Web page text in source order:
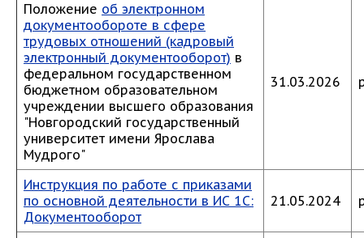
Положение об электронном
документообороте в сфере
трудовых отношений (кадровый
электронный документооборот) в
федеральном государственном
бюджетном образовательном
учреждении высшего образования
"Новгородский государственный
университет имени Ярослава
Мудрого"
31.03.2026
Инструкция по работе с приказами
по основной деятельности в ИС 1С:
Документооборот
21.05.2024